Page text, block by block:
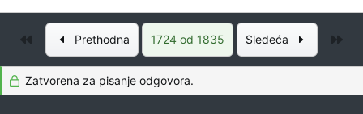
Prethodna 1724 od 1835 Sledeća
Zatvorena za pisanje odgovora.